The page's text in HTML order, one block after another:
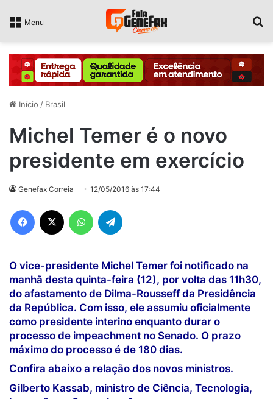
Menu
Início / Brasil
Michel Temer é o novo
presidente em exercício
Genefax Correia 12/05/2016 às 17:44
Facebook WhatsApp
O vice-presidente Michel Temer foi notificado na
manhã desta quinta-feira (12), por volta das 11h30,
do afastamento de Dilma-Rousseff da Presidência
da República. Com isso, ele assumiu oficialmente
como presidente interino enquanto durar o
processo de impeachment no Senado. O prazo
máximo do processo é de 180 dias.
Confira abaixo a relação dos novos ministros.
Gilberto Kassab, ministro de Ciência, Tecnologia,